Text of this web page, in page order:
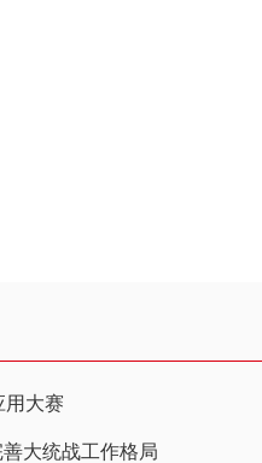
用大赛
大统战工作格局